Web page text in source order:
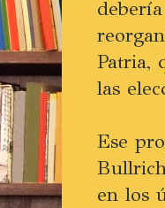
Patria,
las
Ese
en los